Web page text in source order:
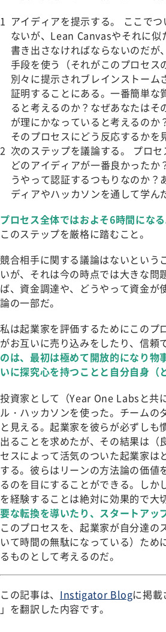
アイディアを提示する。
ここで
ないが、Lean Canvasやそれに似
書き出さなければならないのだ
手段を使う（それがこのプロセス
別々に提示されブレインストー
証明することにある。一番簡単な
ると考えるのか？なぜあなたは
が理にかなっていると考えるのか
そのプロセスにどう反応するかを
次のステップを議論する。
プロ
どのアイディアが一番良かった
うやって認証するつもりなのか
ディアやハッカソンを通して学ん
プロセス全体ではおよそ6時間になる
このステップを厳格に踏むこと。
競合相手に関する議論はないという
いが、それは今の時点では大きな
ば、資金調達や、どうやって資金
論の一部だ。
私は起業家を評価するためにこのプ
がお互いに売り込みをしたり、信頼
のは、最初は極めて開放的になり物
いに探究心を持つことと自分自身（
投資家として（Year One Labsと共
ル・ハッカソンを使った。チームの
と見える。起業家を彼らが必ずし
出ることを求めたが、その結果は（
セスによって活気のついた起業家は
する。彼らはリーンの方法論の価値
るのを目にすることができる。し
を経験することは絶対に効果的で大
要な転換を導いたり、スタートアッ
このプロセスを、起業家が自分達の
いて時間の無駄になっている）た
るものとして考えるのだ。
この記事は、 Instigator Blogに掲載
」を翻訳した内容です。